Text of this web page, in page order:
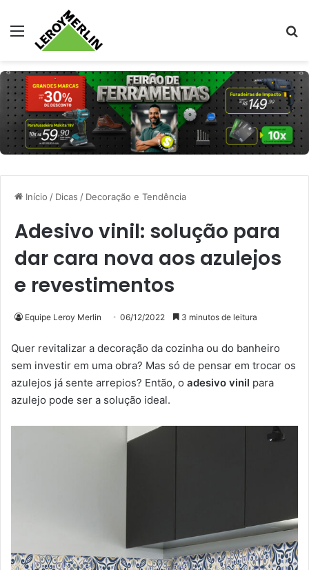
Menu
Início / Dicas / Decoração e Tendência
Adesivo vinil: solução para
dar cara nova aos azulejos
e revestimentos
Equipe Leroy Merlin 06/12/2022 3 minutos de leitura
Quer revitalizar a decoração da cozinha ou do banheiro
sem investir em uma obra? Mas só de pensar em trocar os
azulejos já sente arrepios? Então, o adesivo vinil para
azulejo pode ser a solução ideal.